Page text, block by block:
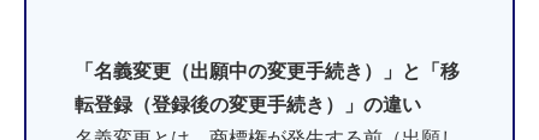
「名義変更（出願中の変更手続き）」と「移
転登録（登録後の変更手続き）」の違い